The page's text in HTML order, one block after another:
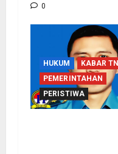
0
HUKUM
KABAR TNI
PEMERINTAHAN
PERISTIWA